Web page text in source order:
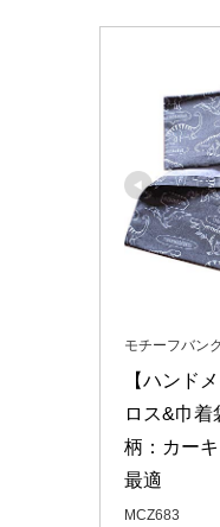
モチーフバンク
【ハンド
ロス&巾着
柄：カー
最適
MCZ683